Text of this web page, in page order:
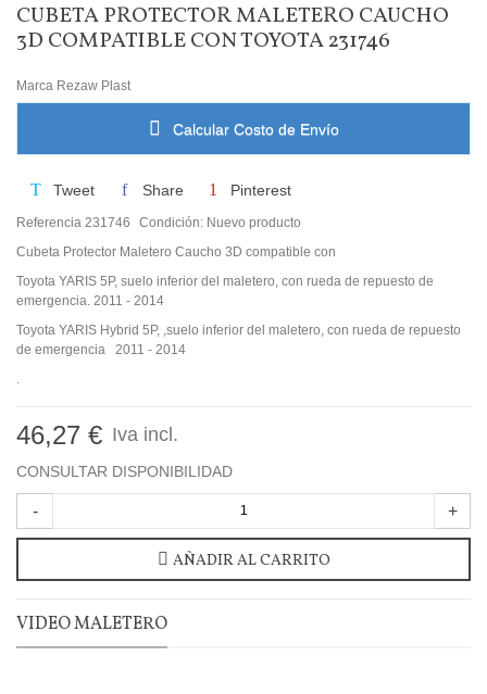
CUBETA PROTECTOR MALETERO CAUCHO
3D COMPATIBLE CON TOYOTA 231746
Marca Rezaw Plast
Calcular Costo de Envío
Tweet Share Pinterest
Referencia 231746 Condición: Nuevo producto
Cubeta Protector Maletero Caucho 3D compatible con
Toyota YARIS 5P, suelo inferior del maletero, con rueda de repuesto de
emergencia. 2011 - 2014
Toyota YARIS Hybrid 5P, ,suelo inferior del maletero, con rueda de repuesto
de emergencia 2011 - 2014
.
46,27 € Iva incl.
CONSULTAR DISPONIBILIDAD
- +
AÑADIR AL CARRITO
VIDEO MALETERO